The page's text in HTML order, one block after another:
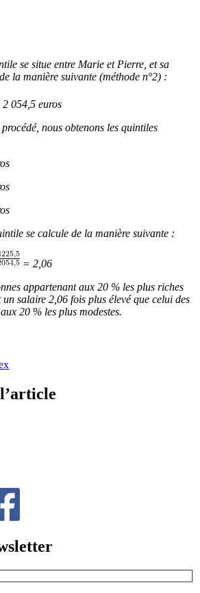
se situe entre Marie et Pierre, et sa
la manière suivante (méthode n°2) :
054,5 euros
nous obtenons les quintiles
se calcule de la manière suivante :
= 2,06
appartenant aux 20 % les plus riches
salaire 2,06 fois plus élevé que celui des
20 % les plus modestes.